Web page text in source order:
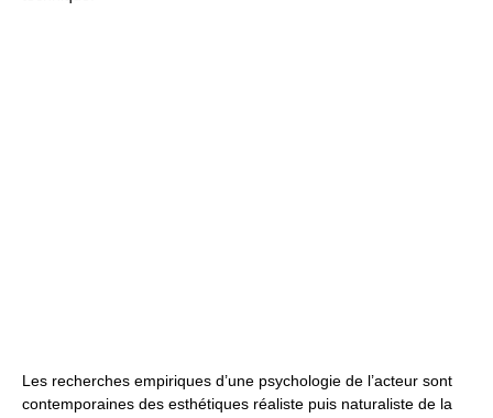
Les recherches empiriques d’une psychologie de l’acteur sont
contemporaines des esthétiques réaliste puis naturaliste de la